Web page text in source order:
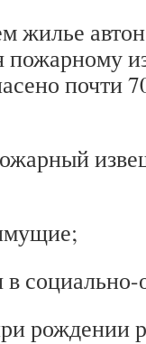
жилье
пожарному
почти
рождении